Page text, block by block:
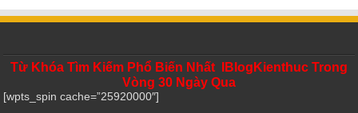
Từ Khóa Tìm Kiếm Phổ Biến Nhất IBlogKienthuc Trong
Vòng 30 Ngày Qua
[wpts_spin cache=”25920000″]